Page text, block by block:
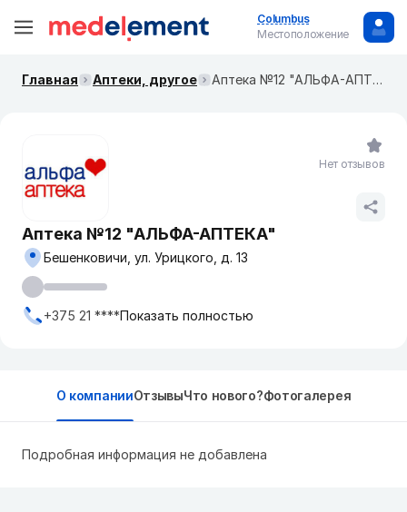
Columbus
Местоположение
Главная Аптеки, другое Аптека №12 "АЛЬФА-АПТЕКА"
Аптека №12 "АЛЬФА-АПТЕКА"
Бешенковичи, ул. Урицкого, д. 13
+375 21 ****Показать полностью
Нет отзывов
О компанииОтзывыЧто нового?Фотогалерея
Подробная информация не добавлена